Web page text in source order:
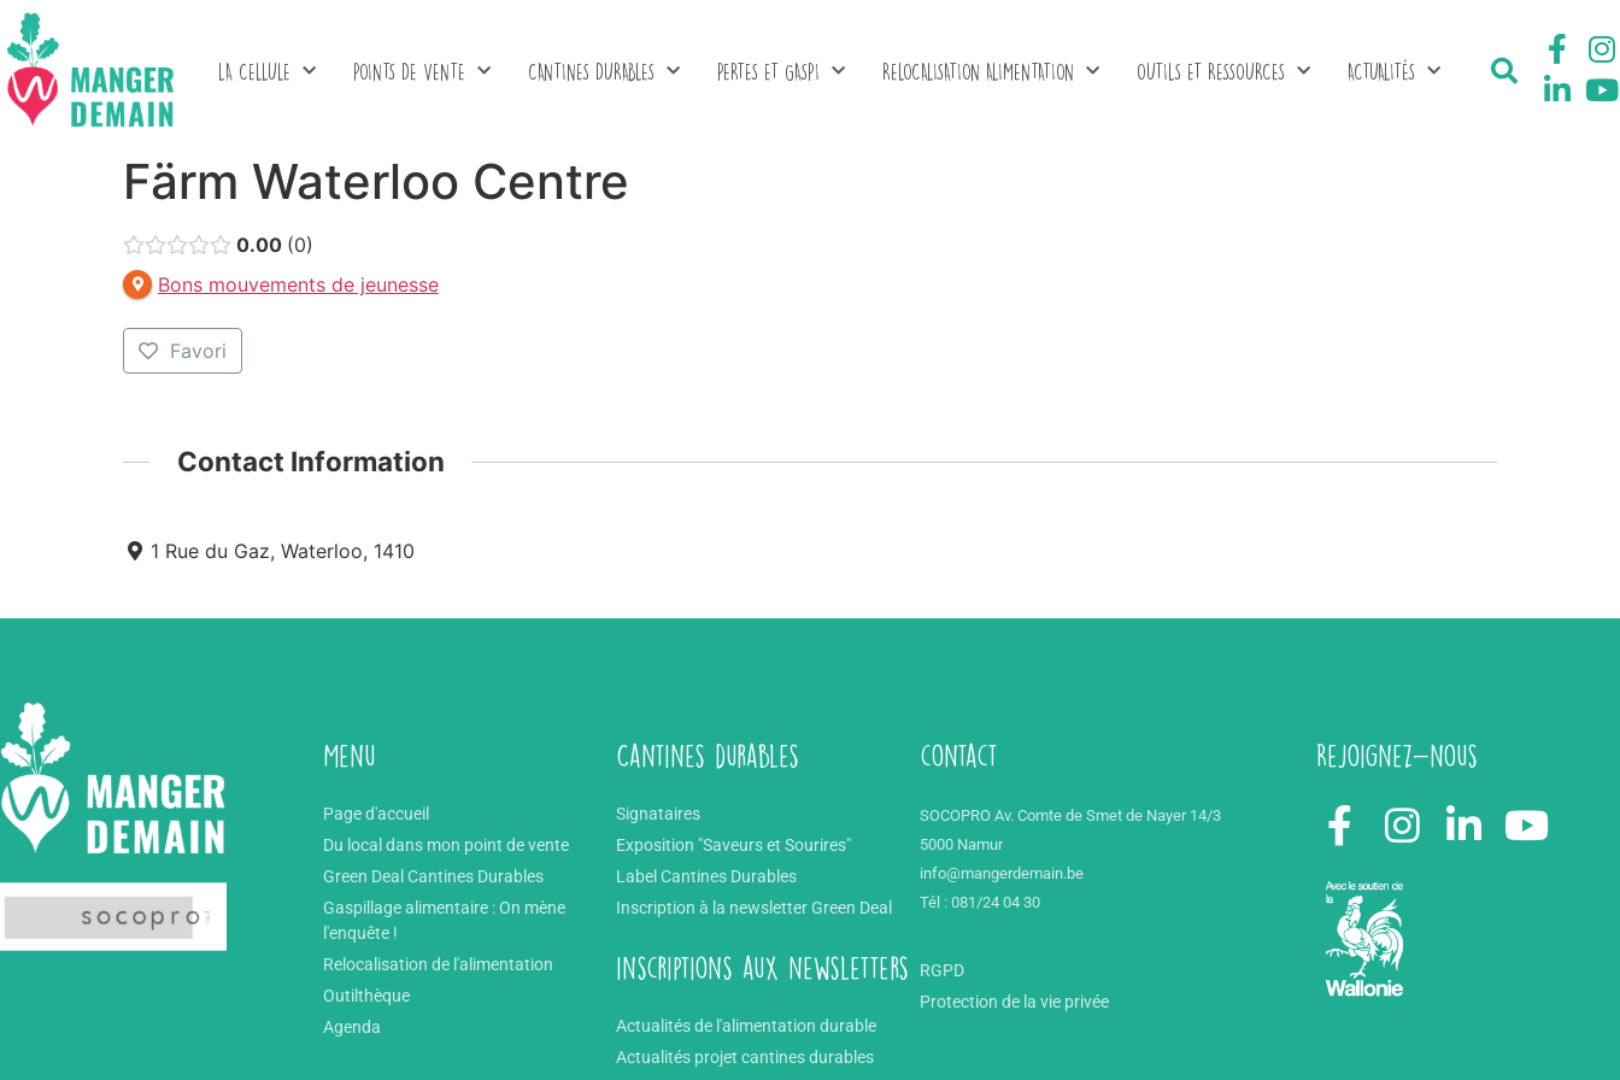
LA CELLULE POINTS DE VENTE CANTINES DURABLES PERTES ET GASPI RELOCALISATION ALIMENTATION OUTILS ET RESSOURCES ACTUALITÉS
Färm Waterloo Centre
0.00 0
Bons mouvements de jeunesse
Favori
Contact Information
1 Rue du Gaz, Waterloo, 1410
Menu
Page d'accueil
Du local dans mon point de vente
Green Deal Cantines Durables
Gaspillage alimentaire : On mène
l'enquête !
Relocalisation de l'alimentation
Outilthèque
Agenda
Cantines durables
Signataires
Exposition "Saveurs et Sourires"
Label Cantines Durables
Inscription à la newsletter Green Deal
inscriptions aux newsletters
Actualités de l'alimentation durable
Actualités projet cantines durables
contact
SOCOPRO Av. Comte de Smet de Nayer 14/3
5000 Namur
info@mangerdemain.be
Tél : 081/24 04 30
RGPD
Protection de la vie privée
Rejoignez-nous